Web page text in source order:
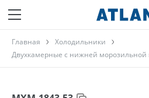
Главная
Холодильники
Двухкамерные с нижней морозильной